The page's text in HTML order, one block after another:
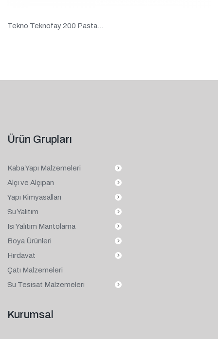
Tekno Teknofay 200 Pasta...
Ürün Grupları
Kaba Yapı Malzemeleri
Alçı ve Alçıpan
Yapı Kimyasalları
Su Yalıtım
Isı Yalıtım Mantolama
Boya Ürünleri
Hırdavat
Çatı Malzemeleri
Su Tesisat Malzemeleri
Kurumsal